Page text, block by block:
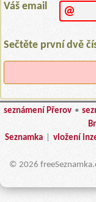
Váš email
Sečtěte první dvě
seznámení Přerov •
Seznamka
vložení
© 2026